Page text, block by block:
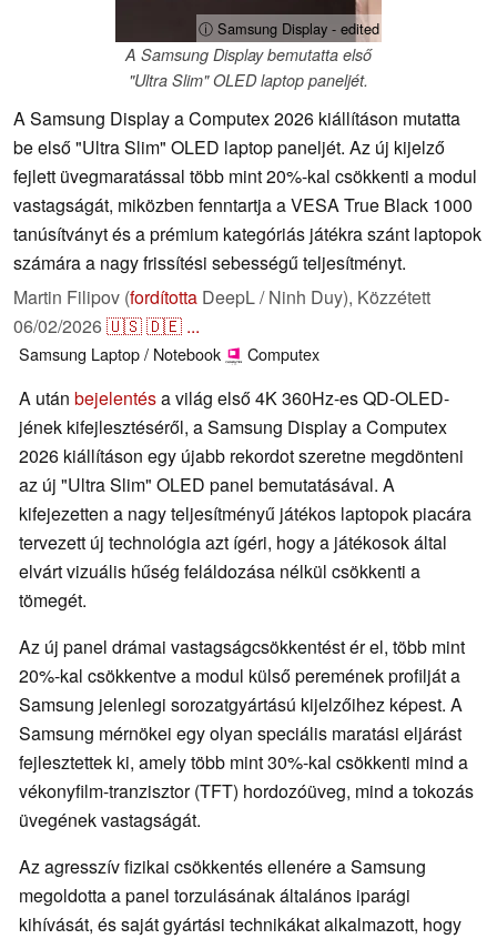
ⓘ Samsung Display - edited
A Samsung Display bemutatta első
"Ultra Slim" OLED laptop paneljét.
A Samsung Display a Computex 2026 kiállításon mutatta
be első "Ultra Slim" OLED laptop paneljét. Az új kijelző
fejlett üvegmaratással több mint 20%-kal csökkenti a modul
vastagságát, miközben fenntartja a VESA True Black 1000
tanúsítványt és a prémium kategóriás játékra szánt laptopok
számára a nagy frissítési sebességű teljesítményt.
Martin Filipov (fordította DeepL / Ninh Duy), Közzétett
06/02/2026🇺🇸🇩🇪 ...
Samsung Laptop / Notebook Computex
A után bejelentésa világ első 4K 360Hz-es QD-OLED-
jének kifejlesztéséről, a Samsung Display a Computex
2026 kiállításon egy újabb rekordot szeretne megdönteni
az új "Ultra Slim" OLED panel bemutatásával. A
kifejezetten a nagy teljesítményű játékos laptopok piacára
tervezett új technológia azt ígéri, hogy a játékosok által
elvárt vizuális hűség feláldozása nélkül csökkenti a
tömegét.
Az új panel drámai vastagságcsökkentést ér el, több mint
20%-kal csökkentve a modul külső peremének profilját a
Samsung jelenlegi sorozatgyártású kijelzőihez képest. A
Samsung mérnökei egy olyan speciális maratási eljárást
fejlesztettek ki, amely több mint 30%-kal csökkenti mind a
vékonyfilm-tranzisztor (TFT) hordozóüveg, mind a tokozás
üvegének vastagságát.
Az agresszív fizikai csökkentés ellenére a Samsung
megoldotta a panel torzulásának általános iparági
kihívását, és saját gyártási technikákat alkalmazott, hogy